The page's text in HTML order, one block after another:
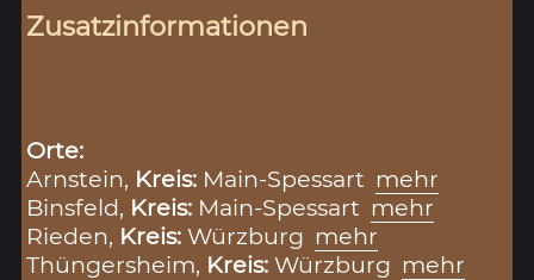
Zusatzinformationen
Orte:
Arnstein, Kreis: Main-Spessart mehr
Binsfeld, Kreis: Main-Spessart mehr
Rieden, Kreis:Würzburg mehr
Thüngersheim, Kreis:Würzburg mehr